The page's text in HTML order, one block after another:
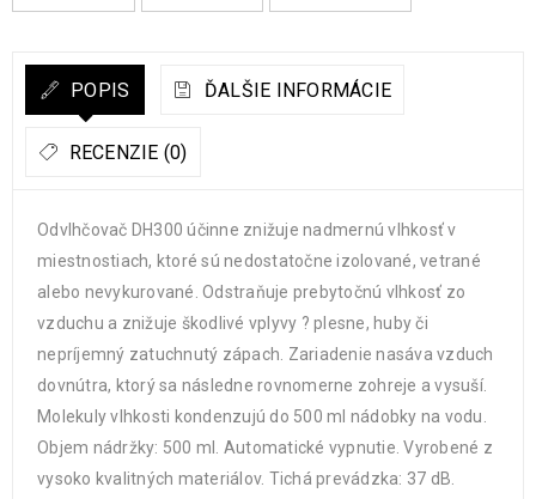
POPIS ĎALŠIE INFORMÁCIE
RECENZIE (0)
Odvlhčovač DH300 účinne znižuje nadmernú vlhkosť v
miestnostiach, ktoré sú nedostatočne izolované, vetrané
alebo nevykurované. Odstraňuje prebytočnú vlhkosť zo
vzduchu a znižuje škodlivé vplyvy ? plesne, huby či
nepríjemný zatuchnutý zápach. Zariadenie nasáva vzduch
dovnútra, ktorý sa následne rovnomerne zohreje a vysuší.
Molekuly vlhkosti kondenzujú do 500 ml nádobky na vodu.
Objem nádržky: 500 ml. Automatické vypnutie. Vyrobené z
vysoko kvalitných materiálov. Tichá prevádzka: 37 dB.